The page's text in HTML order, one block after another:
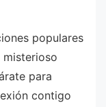
populares
para
contigo